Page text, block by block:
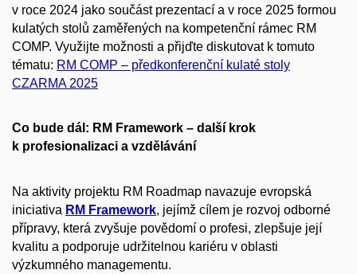
v roce 2024 jako součást prezentací a v roce 2025 formou
kulatých stolů zaměřených na kompetenční rámec RM
COMP. Využijte možnosti a přijďte diskutovat k tomuto
tématu: RM COMP – předkonferenční kulaté stoly
CZARMA 2025
Co bude dál: RM Framework – další krok
k profesionalizaci a vzdělávání
Na aktivity projektu RM Roadmap navazuje evropská
iniciativa RM Framework, jejímž cílem je rozvoj odborné
přípravy, která zvyšuje povědomí o profesi, zlepšuje její
kvalitu a podporuje udržitelnou kariéru v oblasti
výzkumného managementu.